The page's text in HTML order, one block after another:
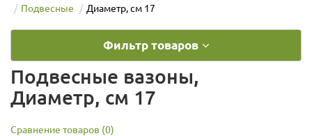
Подвесные
Диаметр, см 17
Фильтр товаров
Подвесные вазоны,
Диаметр, см 17
Сравнение товаров (0)